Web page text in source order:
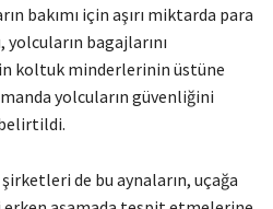
bakımı için aşırı miktarda para
yolcuların bagajlarını
koltuk minderlerinin üstüne
yolcuların güvenliğini
de bu aynaların, uçağa